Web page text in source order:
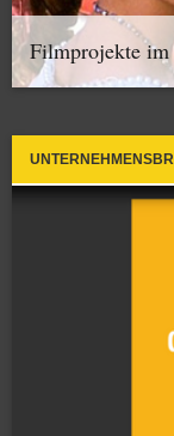
Filmprojekte im